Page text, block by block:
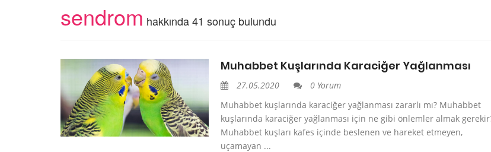
sendrom hakkında 41 sonuç bulundu
Muhabbet Kuşlarında Karaciğer Yağlanması
27.05.2020
0 Yorum
Muhabbet kuşlarında karaciğer yağlanması zararlı mı? Muhabbet
kuşlarında karaciğer yağlanması için ne gibi önlemler almak
Muhabbet kuşları kafes içinde beslenen ve hareket etmeyen,
uçamayan ...